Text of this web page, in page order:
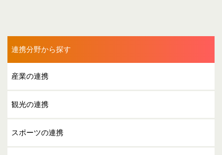
連携分野から探す
産業の連携
観光の連携
スポーツの連携